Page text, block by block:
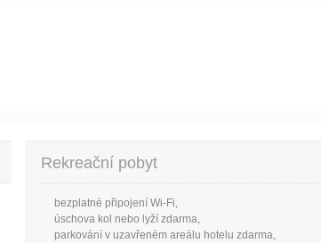
Rekreační pobyt
bezplatné připojení Wi-Fi,
úschova kol nebo lyží zdarma,
parkování v uzavřeném areálu hotelu zdarma,